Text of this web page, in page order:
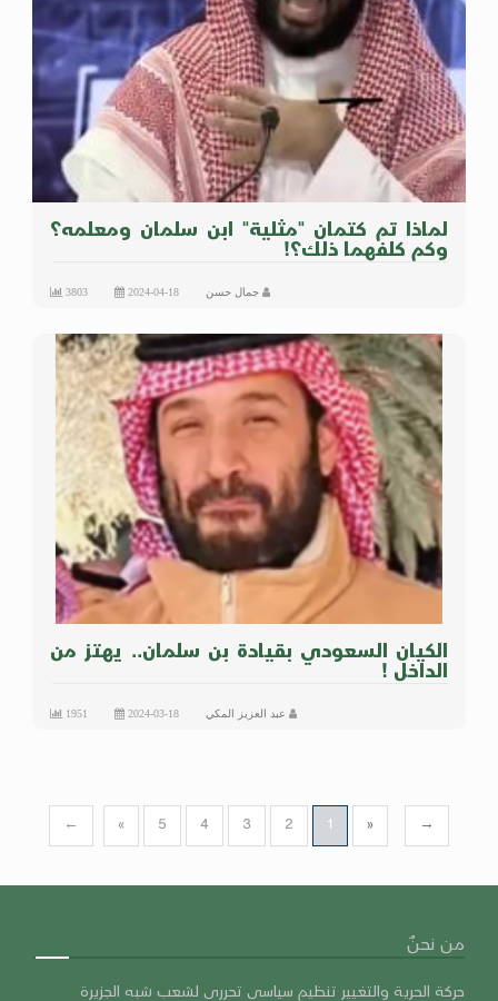
لماذا تم كتمان "مثلية" ابن سلمان ومعلمه؟
وكم كلفهما ذلك؟!
جمال حسن 2024-04-18
3803
الكيان السعودي بقيادة بن سلمان.. يهتز من
الداخل !
عبد العزيز المكي 2024-03-18
1951
→
»
1
2
3
4
5
«
←
من نحنٌ
حركة الحرية والتغيير تنظيم سياسي تحرري لشعب شبه الجزيرة